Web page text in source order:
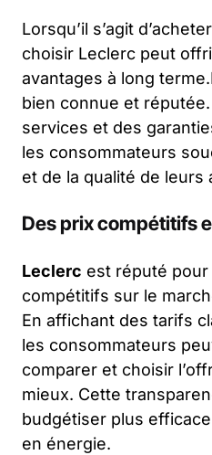
Lorsqu’il s’agit
choisir Leclerc peut
avantages à long
bien connue et
services et des
les consommateurs
et de la qualité de leurs
Des prix compétitifs
Leclerc est réputé
compétitifs sur le
En affichant des tarifs
les consommateurs
comparer et choisir
mieux. Cette
budgétiser plus
en énergie.